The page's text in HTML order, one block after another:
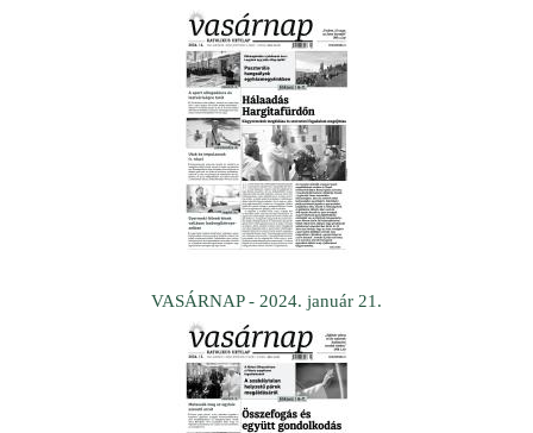
VASÁRNAP - 2024. január 21.